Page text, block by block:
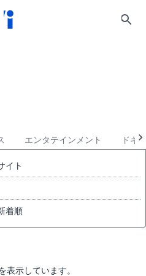
エンタテインメント ドキ
イト
着順
表示しています。